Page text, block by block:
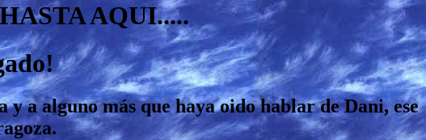
AQUI.....
y a alguno más que haya oido hablar de Dani, ese